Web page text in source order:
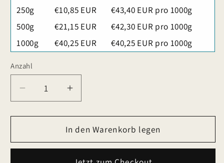
250g
€10,85 EUR
€43,40 EUR pro 1000g
500g
€21,15 EUR
€42,30 EUR pro 1000g
1000g
€40,25 EUR €40,25 EUR pro 1000g
Anzahl
Verringere
die
Menge
Entsäuerungstee
Erhöhe
die
Menge
für
Entsäuerungstee
In den Warenkorb legen